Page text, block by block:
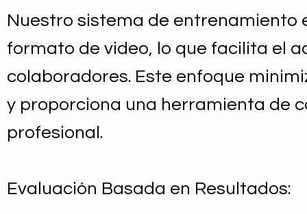
Nuestro sistema de entrenamiento
formato de video, lo que facilita el
colaboradores. Este enfoque
y proporciona una herramienta de
profesional.
Evaluación Basada en Resultados: